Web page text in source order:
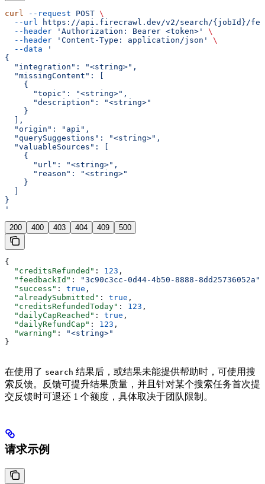
curl --request POST \
  --url
https://api.firecrawl.dev/v2/search/{jobId}/
  --header
'Authorization: Bearer <token>'
\
  --header
'Content-Type: application/json'
\
  --data
'
{
  "integration": "<string>",
  "missingContent": [
    {
      "topic": "<string>",
      "description": "<string>"
    }
  ],
  "origin": "api",
  "querySuggestions": "<string>",
  "valuableSources": [
    {
      "url": "<string>",
      "reason": "<string>"
    }
  ]
}
'
200 400 403 404 409 500
{
  "creditsRefunded"
: 123 ,
  "feedbackId"
: "3c90c3cc-0d44-4b50-8888-8dd25736052a"
  "success"
: true ,
  "alreadySubmitted"
: true ,
  "creditsRefundedToday"
: 123 ,
  "dailyCapReached"
: true ,
  "dailyRefundCap"
: 123 ,
  "warning"
:
"<string>"
}
在使用了 search 结果后，或结果未能提供帮助时，可使用搜
索反馈。反馈可提升结果质量，并且针对某个搜索任务首次提
交反馈时可退还 1 个额度，具体取决于团队限制。
请求示例